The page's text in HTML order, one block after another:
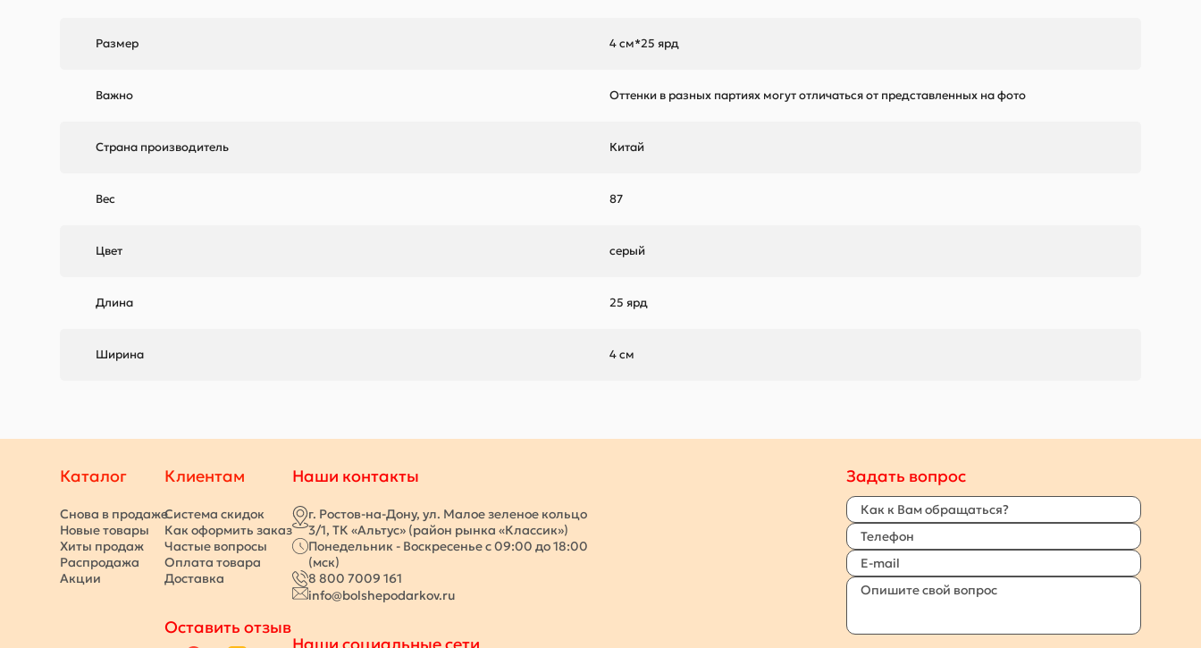
Размер 4 см*25 ярд
Важно Оттенки в разных партиях могут отличаться от представленных на фото
Страна производитель Китай
Вес 87
Цвет серый
Длина 25 ярд
Ширина 4 см
Каталог
Снова в продаже
Новые товары
Хиты продаж
Распродажа
Акции
Клиентам
Система скидок
Как оформить заказ
Частые вопросы
Оплата товара
Доставка
Оставить отзыв
Наши контакты
г. Ростов-на-Дону, ул. Малое зеленое кольцо
3/1, ТК «Альтус» (район рынка «Классик»)
Понедельник - Воскресенье с 09:00 до 18:00
(мск)
8 800 7009 161
info@bolshepodarkov.ru
Задать вопрос